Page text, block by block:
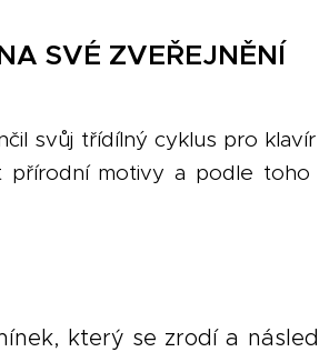
SVÉ ZVEŘEJNĚNÍ
svůj třídílný cyklus pro
přírodní motivy a podle toho
který se zrodí a